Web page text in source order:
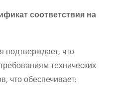
соответствия на
подтверждает, что
технических
что обеспечивает: